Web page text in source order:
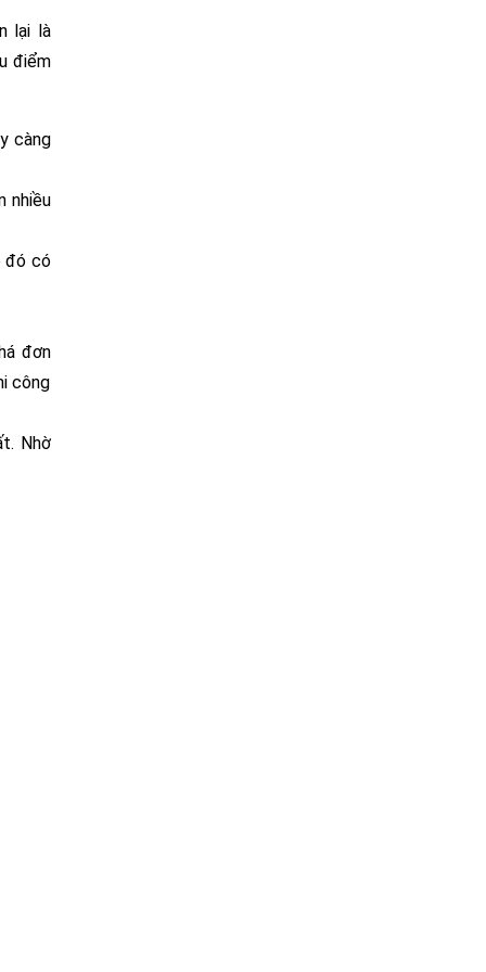
lại là
điểm
càng
nhiều
đó có
đơn
công
Nhờ